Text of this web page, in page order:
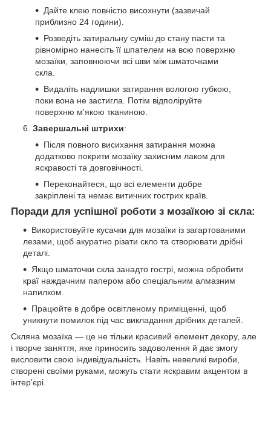
Дайте клею повністю висохнути (зазвичай
приблизно 24 години).
Розведіть затиральну суміш до стану пасти та
рівномірно нанесіть її шпателем на всю поверхню
мозаїки, заповнюючи всі шви між шматочками
скла.
Видаліть надлишки затирання вологою губкою,
поки вона не застигла. Потім відполіруйте
поверхню м'якою тканиною.
Завершальні штрихи:
Після повного висихання затирання можна
додатково покрити мозаїку захисним лаком для
яскравості та довговічності.
Переконайтеся, що всі елементи добре
закріплені та немає витичних гострих країв.
Поради для успішної роботи з мозаїкою зі скла:
Використовуйте кусачки для мозаїки із загартованими
лезами, щоб акуратно різати скло та створювати дрібні
деталі.
Якщо шматочки скла занадто гострі, можна обробити
краї наждачним папером або спеціальним алмазним
напилком.
Працюйте в добре освітленому приміщенні, щоб
уникнути помилок під час викладання дрібних деталей.
Скляна мозаїка — це не тільки красивий елемент декору, але
і творче заняття, яке приносить задоволення й дає змогу
висловити свою індивідуальність. Навіть невеликі вироби,
створені своїми руками, можуть стати яскравим акцентом в
інтер'єрі.